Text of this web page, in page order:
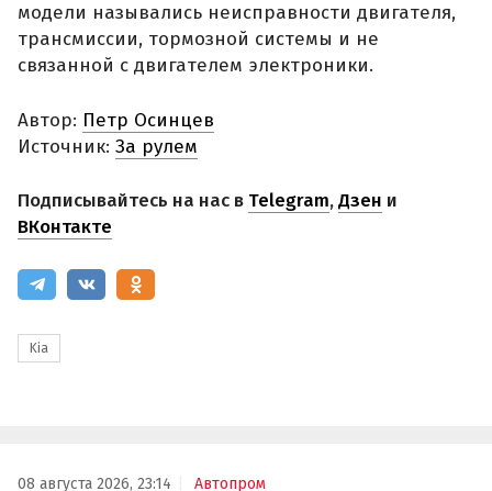
модели назывались неисправности двигателя,
трансмиссии, тормозной системы и не
связанной с двигателем электроники.
Автор: Петр Осинцев
Источник: За рулем
Подписывайтесь на нас в Telegram,Дзен и
ВКонтакте
Kia
08 августа 2026, 23:14 Автопром